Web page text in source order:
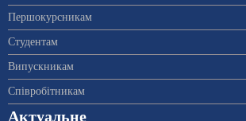
Першокурсникам
Студентам
Випускникам
Співробітникам
Актуальне